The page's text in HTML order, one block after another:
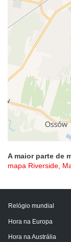
A maior parte de
mapa Riverside,
Relógio mundial
Hora na Europa
Hora na Austrália